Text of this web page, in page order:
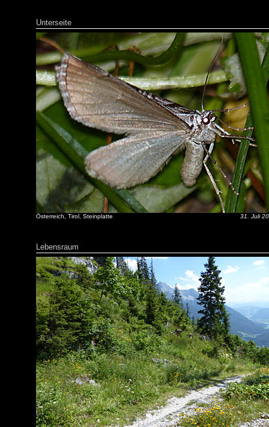
Unterseite
Österreich, Tirol, Steinplatte 31. Juli
Lebensraum